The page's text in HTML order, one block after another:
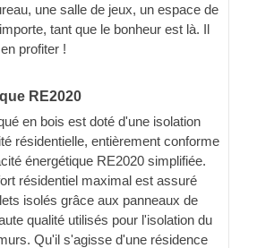
une salle de jeux, un espace de
tant que le bonheur est là. Il
profiter !
RE2020
en bois est doté d'une isolation
résidentielle, entièrement conforme
énergétique RE2020 simplifiée.
résidentiel maximal est assuré
isolés grâce aux panneaux de
qualité utilisés pour l'isolation du
Qu'il s'agisse d'une résidence